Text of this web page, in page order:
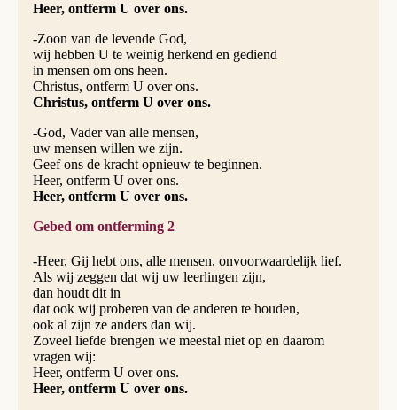
Heer, ontferm U over ons.
-Zoon van de levende God,
wij hebben U te weinig herkend en gediend
in mensen om ons heen.
Christus, ontferm U over ons.
Christus, ontferm U over ons.
-God, Vader van alle mensen,
uw mensen willen we zijn.
Geef ons de kracht opnieuw te beginnen.
Heer, ontferm U over ons.
Heer, ontferm U over ons.
Gebed om ontferming 2
-Heer, Gij hebt ons, alle mensen, onvoorwaardelijk lief.
Als wij zeggen dat wij uw leerlingen zijn,
dan houdt dit in
dat ook wij proberen van de anderen te houden,
ook al zijn ze anders dan wij.
Zoveel liefde brengen we meestal niet op en daarom
vragen wij:
Heer, ontferm U over ons.
Heer, ontferm U over ons.